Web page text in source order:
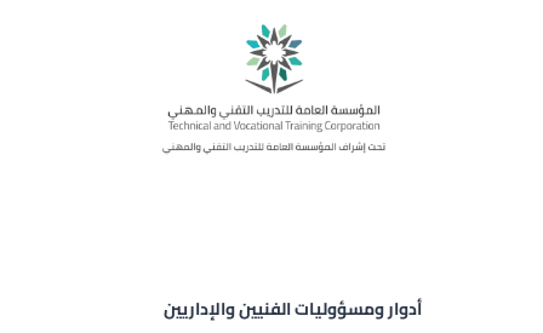
أدوار ومسؤوليات الفنيين والإداريين